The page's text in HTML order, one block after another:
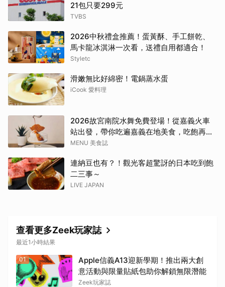
21包只要299元
TVBS
2026中秋禮盒推薦！蛋黃酥、手工餅乾、
馬卡龍冰淇淋一次看，送禮自用都適合！
Styletc
滑嫩無比好綿密！電鍋蒸水蛋
iCook 愛料理
2026故宮南院水舞免費登場！從嘉義火車
站出發，帶你吃遍嘉義在地美食，吃飽再去
看夜間展演，這周末就這樣安排吧！
MENU 美食誌
連納豆也有？！觀光客超驚訝的日本吃到飽
二三事～
LIVE JAPAN
查看更多Zeek玩家誌
最近1小時結果
01
Apple信義A13迎新學期！推出兩大創
意活動與限量貼紙包助你解鎖無限潛能
Zeek玩家誌